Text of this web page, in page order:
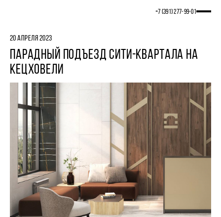
+7 (391) 277‒99‒01
20 АПРЕЛЯ 2023
ПАРАДНЫЙ ПОДЪЕЗД СИТИ-КВАРТАЛА НА
КЕЦХОВЕЛИ